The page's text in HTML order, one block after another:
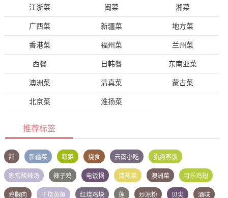
江浙菜 闽菜 湘菜
广西菜 新疆菜 地方菜
香港菜 福州菜 兰州菜
西餐 日韩餐 东南亚菜
澳洲菜 清真菜 蒙古菜
北京菜 淮扬菜
推荐标签
甜 新疆菜 蔬菜 烧食 云南小吃 腊肠蒸饭
家常酸辣汤 辣子鸡 电饭锅 清蒸菜 澳洲菜 可乐鸡翅
鸡胸肉 干烧黄鱼 红烧鸡块 莲 炒凉粉 贝尖 酒味